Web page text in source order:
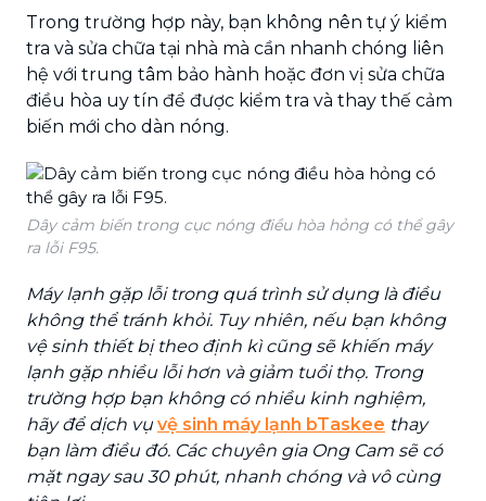
Trong trường hợp này, bạn không nên tự ý kiểm
tra và sửa chữa tại nhà mà cần nhanh chóng liên
hệ với trung tâm bảo hành hoặc đơn vị sửa chữa
điều hòa uy tín để được kiểm tra và thay thế cảm
biến mới cho dàn nóng.
Dây cảm biến trong cục nóng điều hòa hỏng có thể gây
ra lỗi F95.
Máy lạnh gặp lỗi trong quá trình sử dụng là điều
không thể tránh khỏi. Tuy nhiên, nếu bạn không
vệ sinh thiết bị theo định kì cũng sẽ khiến máy
lạnh gặp nhiều lỗi hơn và giảm tuổi thọ. Trong
trường hợp bạn không có nhiều kinh nghiệm,
hãy để dịch vụ vệ sinh máy lạnh bTaskee thay
bạn làm điều đó. Các chuyên gia Ong Cam sẽ có
mặt ngay sau 30 phút, nhanh chóng và vô cùng